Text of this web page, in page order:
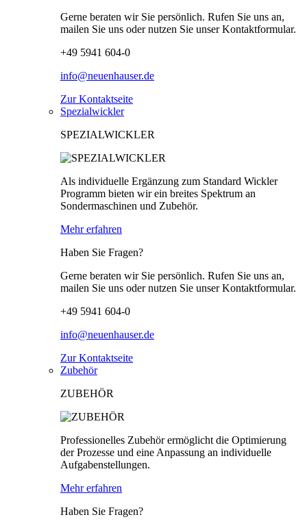
Gerne beraten wir Sie persönlich. Rufen Sie uns an,
mailen Sie uns oder nutzen Sie unser Kontaktformular.
+49 5941 604-0
info@neuenhauser.de
Zur Kontaktseite
Spezialwickler
SPEZIALWICKLER
Als individuelle Ergänzung zum Standard Wickler
Programm bieten wir ein breites Spektrum an
Sondermaschinen und Zubehör.
Mehr erfahren
Haben Sie Fragen?
Gerne beraten wir Sie persönlich. Rufen Sie uns an,
mailen Sie uns oder nutzen Sie unser Kontaktformular.
+49 5941 604-0
info@neuenhauser.de
Zur Kontaktseite
Zubehör
ZUBEHÖR
Professionelles Zubehör ermöglicht die Optimierung
der Prozesse und eine Anpassung an individuelle
Aufgabenstellungen.
Mehr erfahren
Haben Sie Fragen?